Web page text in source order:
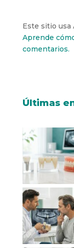
Este sitio usa
Aprende
comentarios.
Últimas